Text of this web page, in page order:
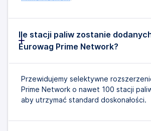
Ile stacji paliw zostanie
Eurowag Prime Network?
Przewidujemy selektywne
Prime Network o nawet 100 stacji
aby utrzymać standard doskonałości.